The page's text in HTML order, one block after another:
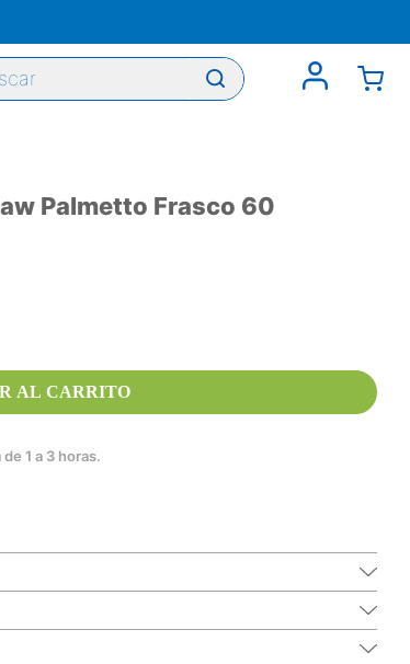
Palmetto Frasco 60
AL CARRITO
1 a 3 horas.